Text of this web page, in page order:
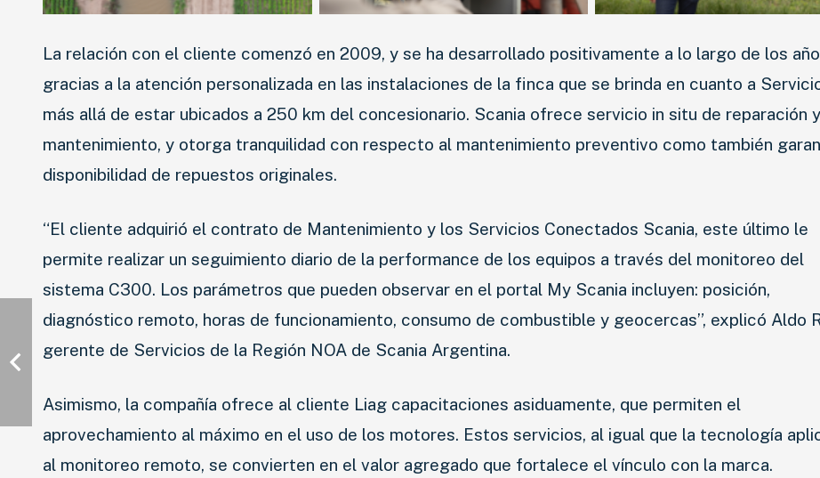
NOVEDADES
INDUSTRIAS
CAMIONES
COMPETICIÓN
La relación con el cliente comenzó en 2009, y se ha desarrollado positivamente a lo largo de los
gracias a la atención personalizada en las instalaciones de la finca que se brinda en cuanto a
más allá de estar ubicados a 250 km del concesionario. Scania ofrece servicio in situ de reparación y
mantenimiento, y otorga tranquilidad con respecto al mantenimiento preventivo como también
disponibilidad de repuestos originales.
“El cliente adquirió el contrato de Mantenimiento y los Servicios Conectados Scania, este último le
permite realizar un seguimiento diario de la performance de los equipos a través del monitoreo del
sistema C300. Los parámetros que pueden observar en el portal My Scania incluyen: posición,
diagnóstico remoto, horas de funcionamiento, consumo de combustible y geocercas”, explicó Aldo
gerente de Servicios de la Región NOA de Scania Argentina.
Asimismo, la compañía ofrece al cliente Liag capacitaciones asiduamente, que permiten el
aprovechamiento al máximo en el uso de los motores. Estos servicios, al igual que la tecnología
al monitoreo remoto, se convierten en el valor agregado que fortalece el vínculo con la marca.